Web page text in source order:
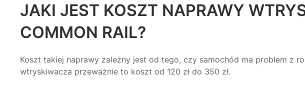
JAKI JEST KOSZT NAPRAWY
COMMON RAIL?
Koszt takiej naprawy zależny jest od tego, czy samochód ma problem z
wtryskiwacza przeważnie to koszt od 120 zł do 350 zł.